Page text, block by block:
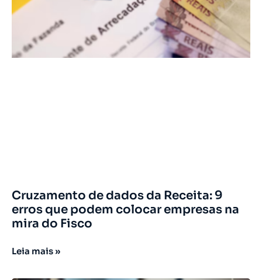
Cruzamento de dados da Receita: 9
erros que podem colocar empresas na
mira do Fisco
Leia mais »